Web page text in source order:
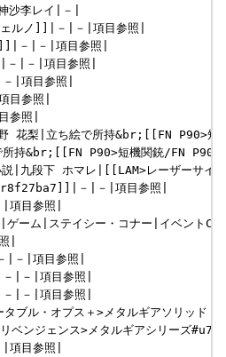
沙李レイ|－|
ルノ]]|－|－|項目参照|
]]|－|－|項目参照|
|－|項目参照|
|項目参照|
参照|
参照|
野 花梨|立ち絵で所持&br;[[FN P90>
持&br;[[FN P90>短機関銃/FN
説|九段下 ホマレ|[[LAM>レーザー
－|－|項目参照|
目参照|
ーム|ステイシー・コナー|イベント
|
|－|項目参照|
|－|項目参照|
|－|項目参照|
ブル・オプス＋>メタルギアソリッ
ベンジェンス>メタルギアシリーズ
目参照|